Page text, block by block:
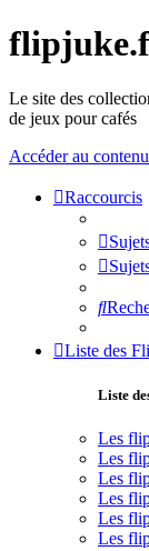
Le site des
de jeux pour cafés
Accéder au contenu
Raccourcis
Liste des
Liste
Les
Les
Les
Les
Les
Les